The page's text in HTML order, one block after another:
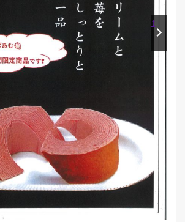
Next